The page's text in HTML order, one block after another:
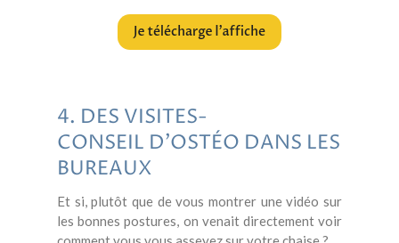
4. DES VISITES-
CONSEIL D'OSTÉO DANS LES
BUREAUX
Et si, plutôt que de vous montrer une vidéo sur
les bonnes postures, on venait directement voir